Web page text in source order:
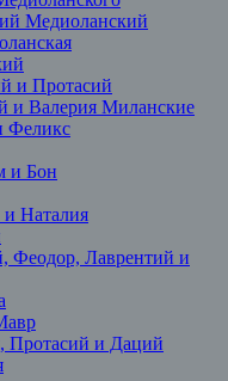
Медиоланский
и Протасий
и Валерия Миланские
Феликс
и Бон
Наталия
Феодор, Лаврентий и
Протасий и Даций